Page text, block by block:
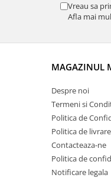
Vreau sa
Afla mai
MAGAZINUL
Despre noi
Termeni si
Politica de
Politica de livrare
Contacteaza-ne
Politica de
Notificare legala